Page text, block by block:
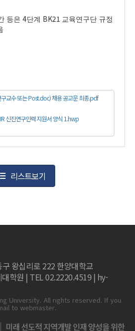
등은 4단계 BK21 교육연구단 규정
교수 또는 Post.doc) 채용 공고문 최종.pdf
신진연구인력 지원서 양식 1.hwp
리스트보기
왕십리로 222 한양대학교
학원 | TEL 02.2220.4519 | hy-
University. All rights reserved. If you
to webmaster.